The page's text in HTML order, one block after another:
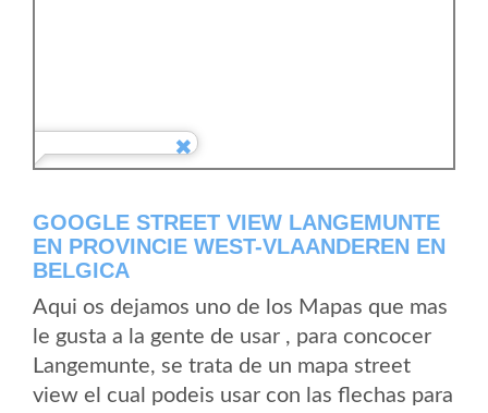
GOOGLE STREET VIEW LANGEMUNTE
EN PROVINCIE WEST-VLAANDEREN EN
BELGICA
Aqui os dejamos uno de los Mapas que mas
le gusta a la gente de usar , para concocer
Langemunte, se trata de un mapa street
view el cual podeis usar con las flechas para